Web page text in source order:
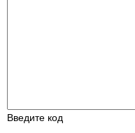
Введите код